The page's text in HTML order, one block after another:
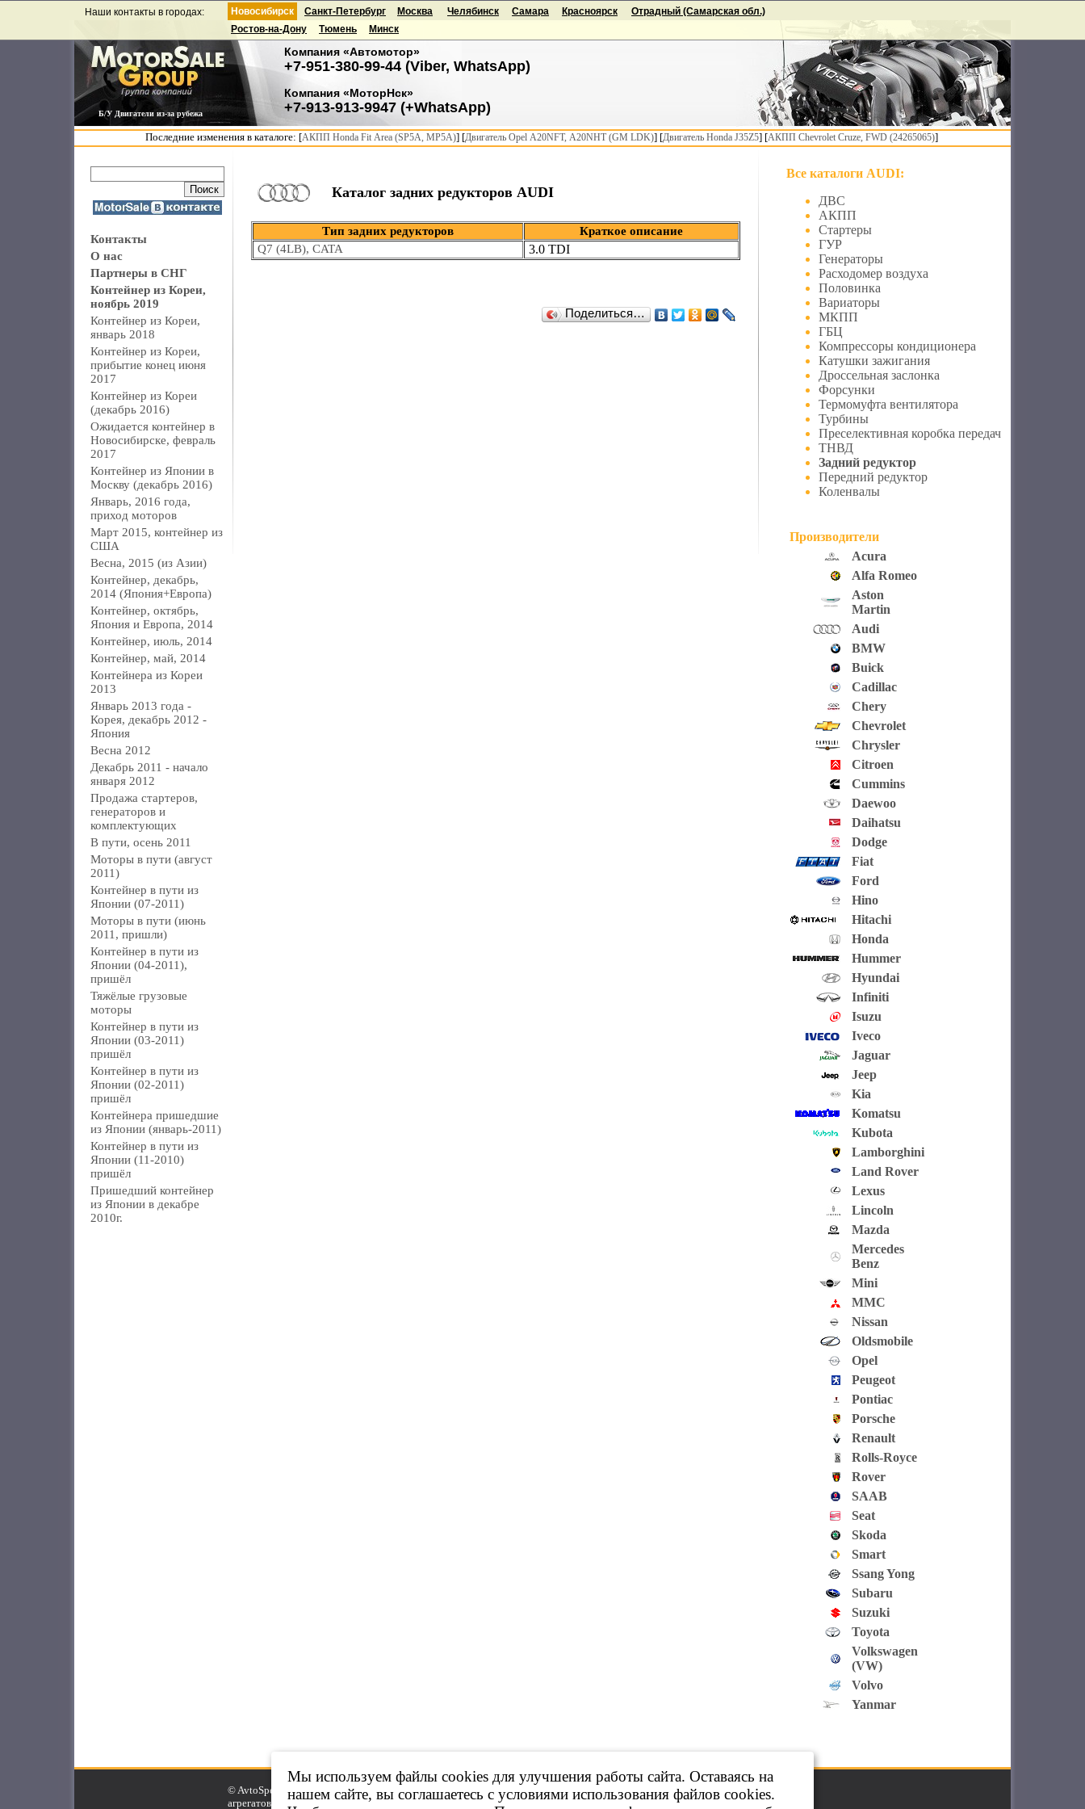
Б/У Двигатели из-за рубежа
Наши контакты в городах: Новосибирск
Компания «Автомотор»
+7-951-380-99-44 (Viber, WhatsApp)
Компания «МоторНск»
+7-913-913-9947 (+WhatsApp)
Санкт-Петербург Москва Челябинск Самара Красноярск
Отрадный (Самарская обл.)
Ростов-на-Дону
Тюмень Минск
Последние изменения в каталоге: [АКПП Honda Fit Area (SP5A, MP5A)] [Двигатель Opel A20NFT, A20NHT (GM LDK)] [Двигатель Honda J35Z5] [АКПП Chevrolet Cruze, FWD (24265065)]
Контакты
О нас
Партнеры в СНГ
Контейнер из Кореи,
ноябрь 2019
Контейнер из Кореи,
январь 2018
Контейнер из Кореи,
прибытие конец июня
2017
Контейнер из Кореи
(декабрь 2016)
Ожидается контейнер в
Новосибирске, февраль
2017
Контейнер из Японии в
Москву (декабрь 2016)
Январь, 2016 года,
приход моторов
Март 2015, контейнер из
США
Весна, 2015 (из Азии)
Контейнер, декабрь,
2014 (Япония+Европа)
Контейнер, октябрь,
Япония и Европа, 2014
Контейнер, июль, 2014
Контейнер, май, 2014
Контейнера из Кореи
2013
Январь 2013 года -
Корея, декабрь 2012 -
Япония
Весна 2012
Декабрь 2011 - начало
января 2012
Продажа стартеров,
генераторов и
комплектующих
В пути, осень 2011
Моторы в пути (август
2011)
Контейнер в пути из
Японии (07-2011)
Моторы в пути (июнь
2011, пришли)
Контейнер в пути из
Японии (04-2011),
пришёл
Тяжёлые грузовые
моторы
Контейнер в пути из
Японии (03-2011)
пришёл
Контейнер в пути из
Японии (02-2011)
пришёл
Контейнера пришедшие
из Японии (январь-2011)
Контейнер в пути из
Японии (11-2010)
пришёл
Пришедший контейнер
из Японии в декабре
2010г.
Каталог задних редукторов AUDI
Тип задних редукторов
Краткое описание
Q7 (4LB), CATA
3.0 TDI
Поделиться…
Все каталоги AUDI:
ДВС
АКПП
Стартеры
ГУР
Генераторы
Расходомер воздуха
Половинка
Вариаторы
МКПП
ГБЦ
Компрессоры кондиционера
Катушки зажигания
Дроссельная заслонка
Форсунки
Термомуфта вентилятора
Турбины
Преселективная коробка передач
ТНВД
Задний редуктор
Передний редуктор
Коленвалы
Производители
Acura
Alfa Romeo
Aston
Martin
Audi
BMW
Buick
Cadillac
Chery
Chevrolet
Chrysler
Citroen
Cummins
Daewoo
Daihatsu
Dodge
Fiat
Ford
Hino
Hitachi
Honda
Hummer
Hyundai
Infiniti
Isuzu
Iveco
Jaguar
Jeep
Kia
Komatsu
Kubota
Lamborghini
Land Rover
Lexus
Lincoln
Mazda
Mercedes
Benz
Mini
MMC
Nissan
Oldsmobile
Opel
Peugeot
Pontiac
Porsche
Renault
Rolls-Royce
Rover
SAAB
Seat
Skoda
Smart
Ssang Yong
Subaru
Suzuki
Toyota
Volkswagen
(VW)
Volvo
Yanmar
© AvtoSpeed.Ru, 2007-2025. Продажа контрактных ДВС, КПП и др.
агрегатов.
Мы используем файлы cookies для улучшения работы сайта. Оставаясь на
нашем сайте, вы соглашаетесь с условиями использования файлов cookies.